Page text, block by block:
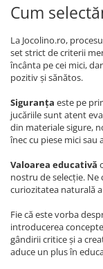
Cum
La Jocolino.ro,
set strict de criterii
încânta pe cei mici,
pozitiv și sănătos.
Siguranța este pe
jucăriile sunt atent
din materiale sigure,
înec cu piese mici sau
Valoarea educativă
nostru de selecție.
curiozitatea naturală
Fie că este vorba
introducerea
gândirii critice și a
aduce un plus în